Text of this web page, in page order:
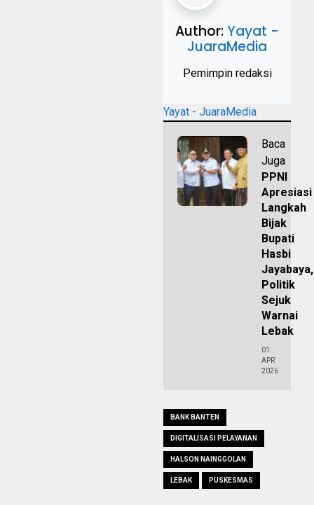
Author:Yayat -
JuaraMedia
Pemimpin redaksi
Yayat - JuaraMedia
Baca
Juga
PPNI
Apresiasi
Langkah
Bijak
Bupati
Hasbi
Jayabaya,
Politik
Sejuk
Warnai
Lebak
01
APR
2026
BANK BANTEN
DIGITALISASI PELAYANAN
HALSON NAINGGOLAN
LEBAK PUSKESMAS